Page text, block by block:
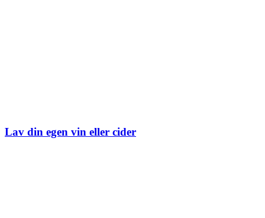
Lav din egen vin eller cider